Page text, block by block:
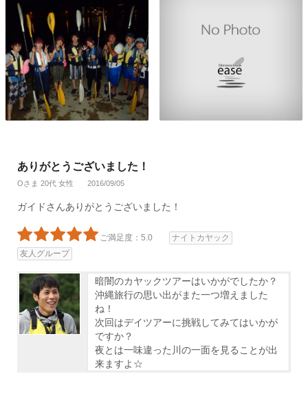
ありがとうございました！
Oさま 20代 女性 2016/09/05
ガイドさんありがとうございました！
ご満足度：5.0
ナイトカヤック
友人グループ
暗闇のカヤックツアーはいかがでしたか？
沖縄旅行の思い出がまた一つ増えました
ね！
次回はデイツアーに挑戦してみてはいかが
ですか？
夜とは一味違った川の一面を見ることが出
来ますよ☆